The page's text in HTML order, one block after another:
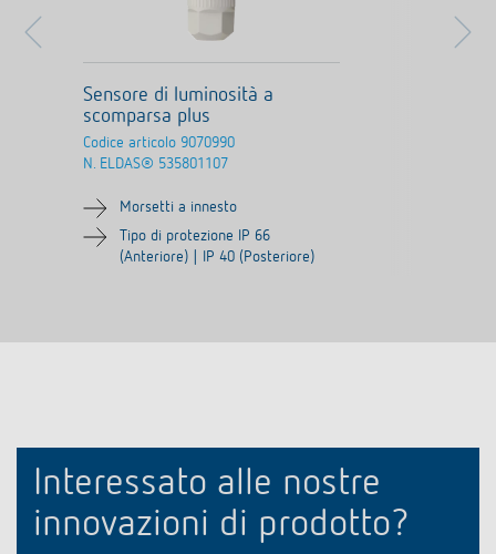
Sensore di luminosità a
scomparsa plus
Codice articolo 9070990
N. ELDAS® 535801107
Morsetti a innesto
Tipo di protezione IP 66
(Anteriore) | IP 40 (Posteriore)
Interessato alle nostre
innovazioni di prodotto?